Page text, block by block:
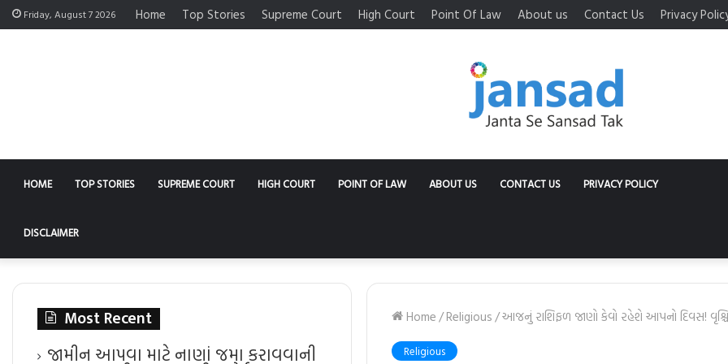
Friday, August 7 2026 Home Top Stories Supreme Court High Court Point Of Law About us Contact Us Privacy
HOME TOP STORIES SUPREME COURT HIGH COURT POINT OF LAW ABOUT US CONTACT US PRIVACY POLICY
DISCLAIMER
Home/Religious/આજનું રાશિફળ જાણો કેવો રહેશે આપનો દિવસ!
Religious
Most Recent
જામીન આપવા માટે નાણાં જમા કરાવવાની